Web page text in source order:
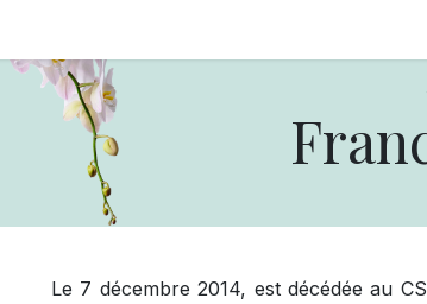
Le 7 décembre 2014, est décédée au